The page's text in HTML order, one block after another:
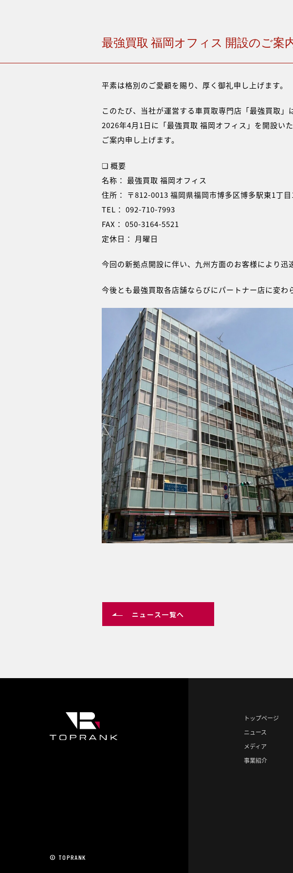
最強買取 福岡オフィス 開設のご案
平素は格別のご愛顧を賜り、厚く御礼申し上げます。
このたび、当社が運営する車買取専門店「最強買取」
2026年4月1日に「最強買取 福岡オフィス」を開設いた
ご案内申し上げます。
❏ 概要
名称： 最強買取 福岡オフィス
住所： 〒812-0013 福岡県福岡市博多区博多駅東1丁
TEL： 092-710-7993
FAX： 050-3164-5521
定休日： 月曜日
今回の新拠点開設に伴い、九州方面のお客様により迅
今後とも最強買取各店舗ならびにパートナー店に変わ
ニュース一覧へ
トップページ
ニュース
メディア
事業紹介
© TOPRANK